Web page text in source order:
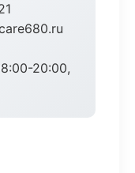
20:00,